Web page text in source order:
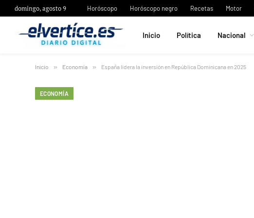
domingo, agosto 9 Horóscopo Horóscopo negro Recetas Motor
Inicio Política Nacional
Inicio » Economía » España lidera la inversión en República Dominicana en 2025
ECONOMÍA